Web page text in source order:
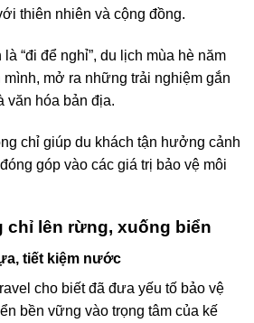
thiên nhiên và cộng đồng.
“đi để nghỉ”, du lịch mùa hè năm
mở ra những trải nghiệm gắn
văn hóa bản địa.
chỉ giúp du khách tận hưởng cảnh
góp vào các giá trị bảo vệ môi
chỉ lên rừng, xuống biển
tiết kiệm nước
cho biết đã đưa yếu tố bảo vệ
bền vững vào trọng tâm của kế